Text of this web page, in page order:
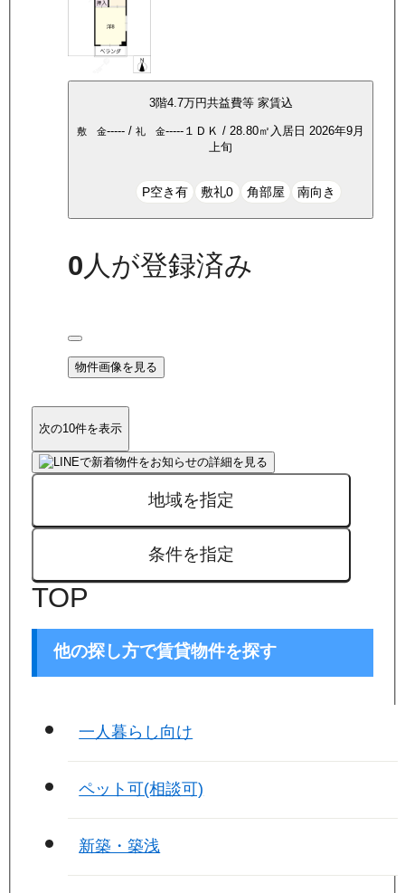
3階4.7万円共益費等 家賃込
敷 金----- / 礼 金----- １ＤＫ / 28.80㎡ 入居日 2026年9月
上旬
P空き有 敷礼0 角部屋 南向き
0 人が登録済み
物件画像を見る
次の10件を表示
地域を指定
条件を指定
TOP
他の探し方で賃貸物件を探す
一人暮らし向け
ペット可(相談可)
新築・築浅